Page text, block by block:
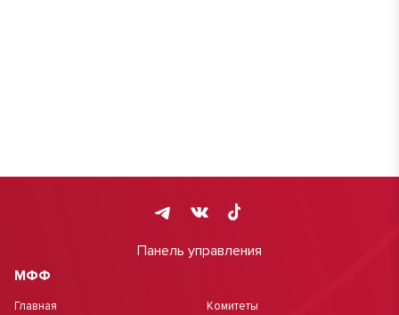
Панель управления
МФФ
Главная
Комитеты